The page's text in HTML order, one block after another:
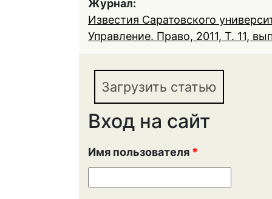
Журнал:
Известия Саратовского
Управление. Право, 2011, Т. 11,
Загрузить статью
Вход на сайт
Имя пользователя *